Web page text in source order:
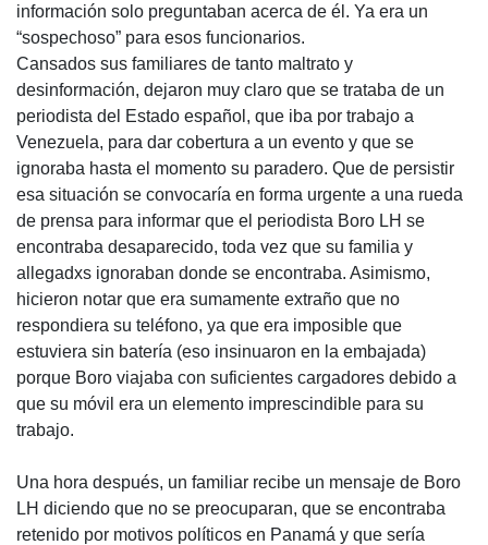
información solo preguntaban acerca de él. Ya era un
“sospechoso” para esos funcionarios.
Cansados sus familiares de tanto maltrato y
desinformación, dejaron muy claro que se trataba de un
periodista del Estado español, que iba por trabajo a
Venezuela, para dar cobertura a un evento y que se
ignoraba hasta el momento su paradero. Que de persistir
esa situación se convocaría en forma urgente a una rueda
de prensa para informar que el periodista Boro LH se
encontraba desaparecido, toda vez que su familia y
allegadxs ignoraban donde se encontraba. Asimismo,
hicieron notar que era sumamente extraño que no
respondiera su teléfono, ya que era imposible que
estuviera sin batería (eso insinuaron en la embajada)
porque Boro viajaba con suficientes cargadores debido a
que su móvil era un elemento imprescindible para su
trabajo.
Una hora después, un familiar recibe un mensaje de Boro
LH diciendo que no se preocuparan, que se encontraba
retenido por motivos políticos en Panamá y que sería